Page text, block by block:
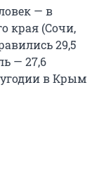
— в
края (Сочи,
29,5
— 27,6
в Крым